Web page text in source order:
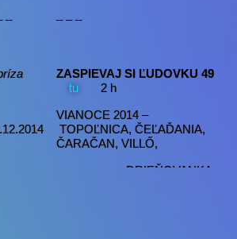
– – – –
ZASPIEVAJ SI ĽUDOVKU 49
tu 2 h
VIANOCE 2014 –
TOPOĽNICA, ČEĽAĎANIA,
ČARAČAN, VILLŐ,
DRIEŇOVANKA,